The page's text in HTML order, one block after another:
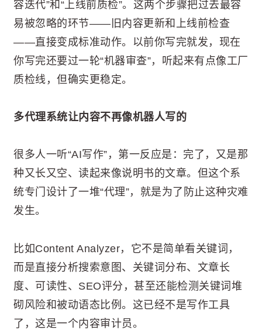
容迭代”和“上线前质检”。这两个步骤把过去最容
易被忽略的环节——旧内容更新和上线前检查
——直接变成标准动作。以前你写完就发，现在
你写完还要过一轮“机器审查”，听起来有点像工厂
质检线，但确实更稳定。
多代理系统让内容不再像机器人写的
很多人一听“AI写作”，第一反应是：完了，又是那
种又长又空、读起来像说明书的文章。但这个系
统专门设计了一堆“代理”，就是为了防止这种灾难
发生。
比如Content Analyzer，它不是简单看关键词，
而是直接分析搜索意图、关键词分布、文章长
度、可读性、SEO评分，甚至还能检测关键词堆
砌风险和被动语态比例。这已经不是写作工具
了，这是一个内容审计员。